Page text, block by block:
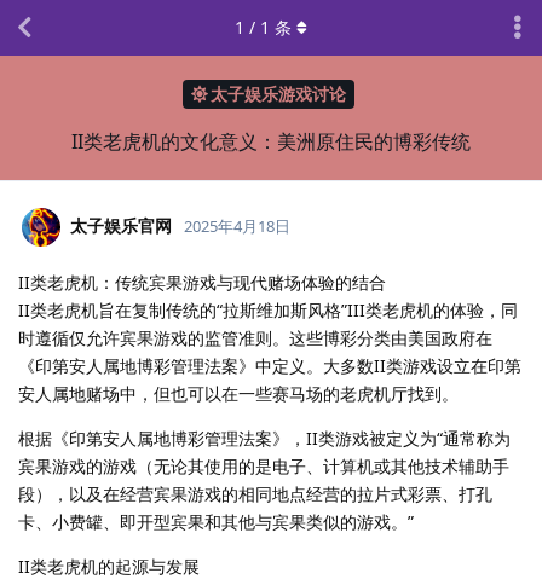
太子娱乐游戏讨论
II类老虎机的文化意义：美洲原住民的博彩传统
1 / 1 条
太子娱乐官网 2025年4月18日
II类老虎机：传统宾果游戏与现代赌场体验的结合
II类老虎机旨在复制传统的“拉斯维加斯风格”III类老虎机的体验，同
时遵循仅允许宾果游戏的监管准则。这些博彩分类由美国政府在
《印第安人属地博彩管理法案》中定义。大多数II类游戏设立在印第
安人属地赌场中，但也可以在一些赛马场的老虎机厅找到。
根据《印第安人属地博彩管理法案》，II类游戏被定义为“通常称为
宾果游戏的游戏（无论其使用的是电子、计算机或其他技术辅助手
段），以及在经营宾果游戏的相同地点经营的拉片式彩票、打孔
卡、小费罐、即开型宾果和其他与宾果类似的游戏。”
II类老虎机的起源与发展